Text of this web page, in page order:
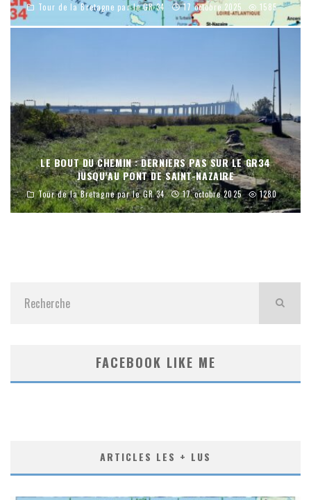
Tour de la Bretagne par le GR 34 17 octobre 2025 1585
LE BOUT DU CHEMIN : DERNIERS PAS SUR LE GR34
JUSQU’AU PONT DE SAINT-NAZAIRE
Tour de la Bretagne par le GR 34 17 octobre 2025 1280
FACEBOOK LIKE ME
ARTICLES LES + LUS